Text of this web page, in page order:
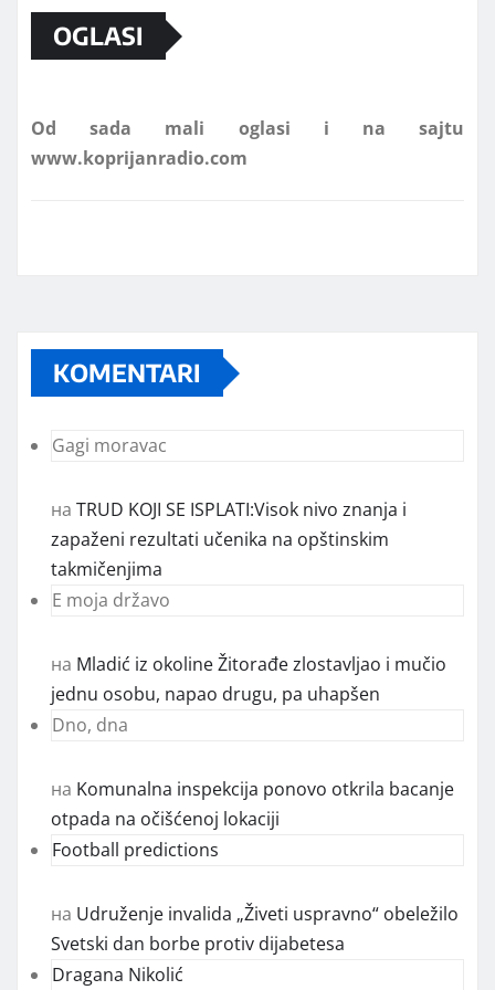
OGLASI
KOMENTARI
Gagi moravac
на TRUD KOJI SE ISPLATI:Visok nivo znanja i
zapaženi rezultati učenika na opštinskim
takmičenjima
E moja državo
на Mladić iz okoline Žitorađe zlostavljao i mučio
jednu osobu, napao drugu, pa uhapšen
Dno, dna
на Komunalna inspekcija ponovo otkrila bacanje
otpada na očišćenoj lokaciji
Football predictions
на Udruženje invalida „Živeti uspravno“ obeležilo
Svetski dan borbe protiv dijabetesa
Dragana Nikolić